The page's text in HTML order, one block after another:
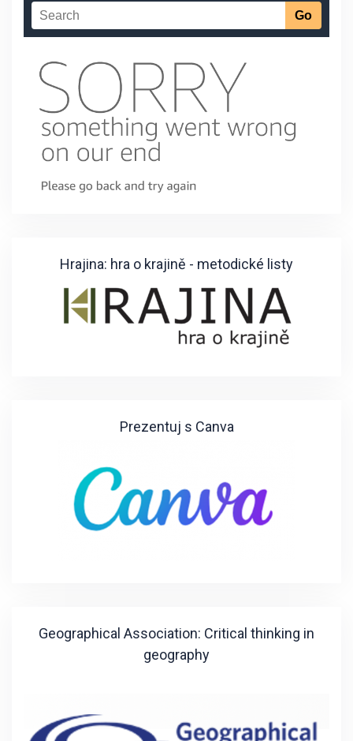
Hrajina: hra o krajině - metodické listy
Prezentuj s Canva
Geographical Association: Critical thinking in
geography